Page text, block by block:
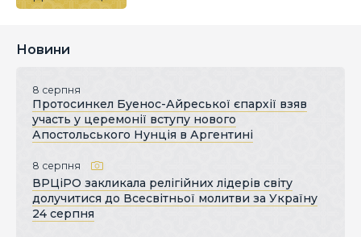
Новини
8 серпня
Протосинкел Буенос-Айреської єпархії взяв
участь у церемонії вступу нового
Апостольського Нунція в Аргентині
8 серпня
ВРЦіРО закликала релігійних лідерів світу
долучитися до Всесвітньої молитви за Україну
24 серпня